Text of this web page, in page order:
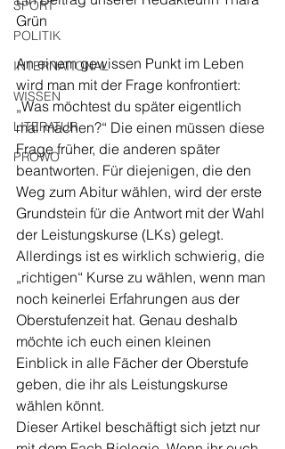
SPORT
POLITIK
INTERNATIONAL
WISSEN
LITERATUR
PROWO
Grün
An einem gewissen Punkt im Leben
wird man mit der Frage konfrontiert:
„Was möchtest du später eigentlich
mal machen?“ Die einen müssen diese
Frage früher, die anderen später
beantworten. Für diejenigen, die den
Weg zum Abitur wählen, wird der erste
Grundstein für die Antwort mit der Wahl
der Leistungskurse (LKs) gelegt.
Allerdings ist es wirklich schwierig, die
„richtigen“ Kurse zu wählen, wenn man
noch keinerlei Erfahrungen aus der
Oberstufenzeit hat. Genau deshalb
möchte ich euch einen kleinen
Einblick in alle Fächer der Oberstufe
geben, die ihr als Leistungskurse
wählen könnt.
Dieser Artikel beschäftigt sich jetzt nur